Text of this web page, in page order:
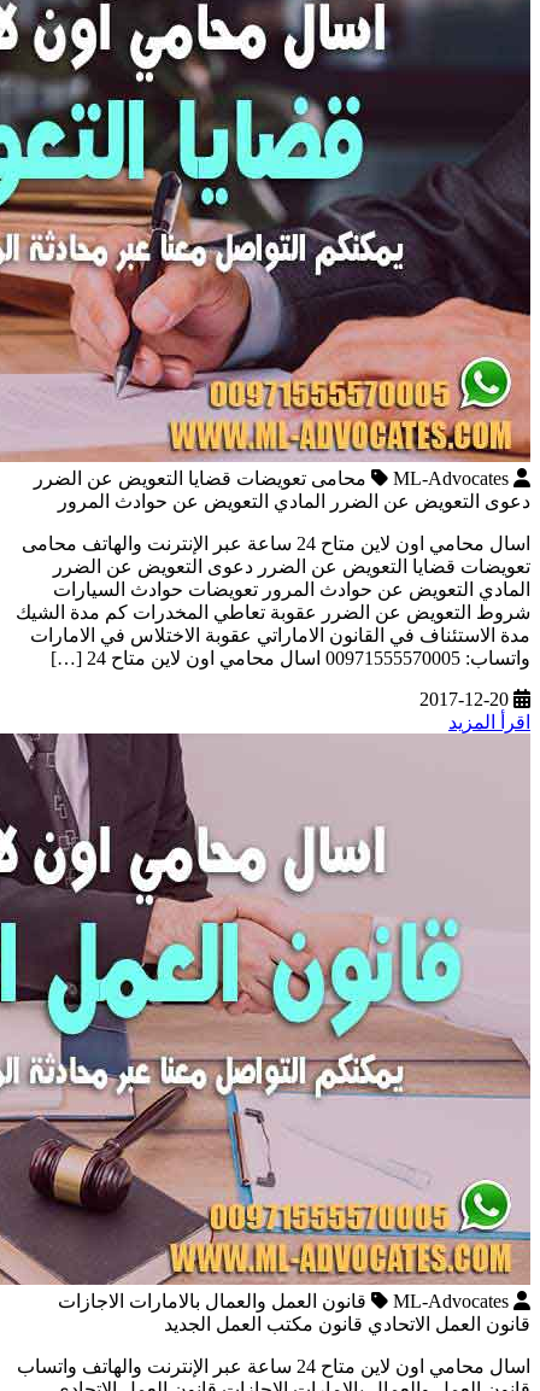
ML-Advocates
محامى تعويضات قضايا التعويض عن الضرر
دعوى التعويض عن الضرر المادي التعويض عن حوادث المرور
اسال محامي اون لاين متاح 24 ساعة عبر الإنترنت والهاتف محامى
تعويضات قضايا التعويض عن الضرر دعوى التعويض عن الضرر
المادي التعويض عن حوادث المرور تعويضات حوادث السيارات
شروط التعويض عن الضرر عقوبة تعاطي المخدرات كم مدة الشيك
مدة الاستئناف في القانون الاماراتي عقوبة الاختلاس في الامارات
واتساب: 00971555570005 اسال محامي اون لاين متاح 24 […]
2017-12-20
اقرأ المزيد
ML-Advocates
قانون العمل والعمال بالامارات الاجازات
قانون العمل الاتحادي قانون مكتب العمل الجديد
اسال محامي اون لاين متاح 24 ساعة عبر الإنترنت والهاتف واتساب